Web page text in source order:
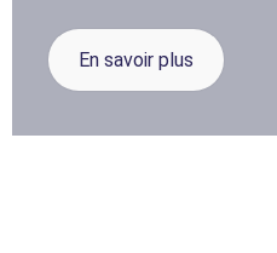
En savoir plus